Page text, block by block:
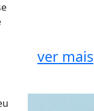
ver mais